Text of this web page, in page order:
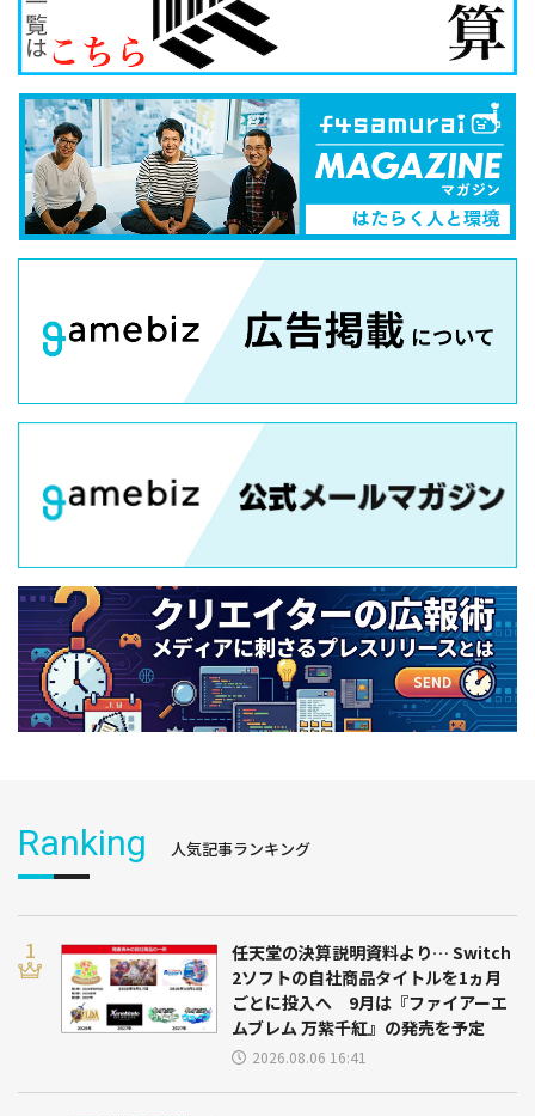
Ranking 人気記事ランキング
任天堂の決算説明資料より… Switch
2ソフトの自社商品タイトルを1ヵ月
ごとに投入へ 9月は『ファイアーエ
ムブレム 万紫千紅』の発売を予定
2026.08.06 16:41